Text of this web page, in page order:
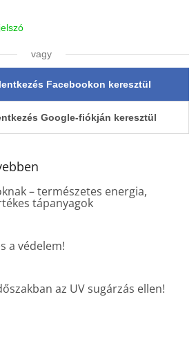
e
m
e
i
vagy
Facebookon keresztül
Google-fiókján keresztül
– természetes energia,
tápanyagok
a védelem!
az UV sugárzás ellen!